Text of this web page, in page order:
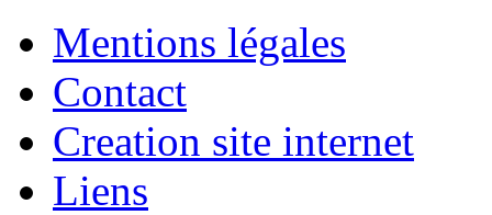
Mentions légales
Contact
Creation site internet
Liens